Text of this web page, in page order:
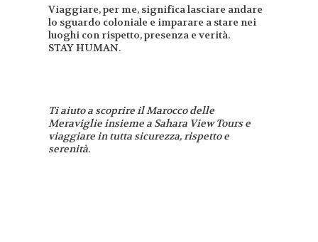
Viaggiare, per me, significa lasciare andare
lo sguardo coloniale e imparare a stare nei
luoghi con rispetto, presenza e verità.
STAY HUMAN.
Ti aiuto a scoprire il Marocco delle
Meraviglie insieme a Sahara View Tours e
viaggiare in tutta sicurezza, rispetto e
serenità.